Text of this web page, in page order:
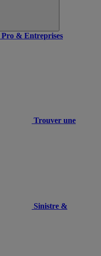
Pro & Entreprises
Trouver une
Sinistre &